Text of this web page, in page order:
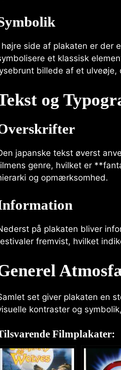
højre side af plakaten er der
et klassisk
billede af et
og
japanske tekst øverst
genre, hvilket er
og opmærksomhed.
på plakaten bliver
fremvist, hvilket
set giver plakaten en
kontraster og
Filmplakater: